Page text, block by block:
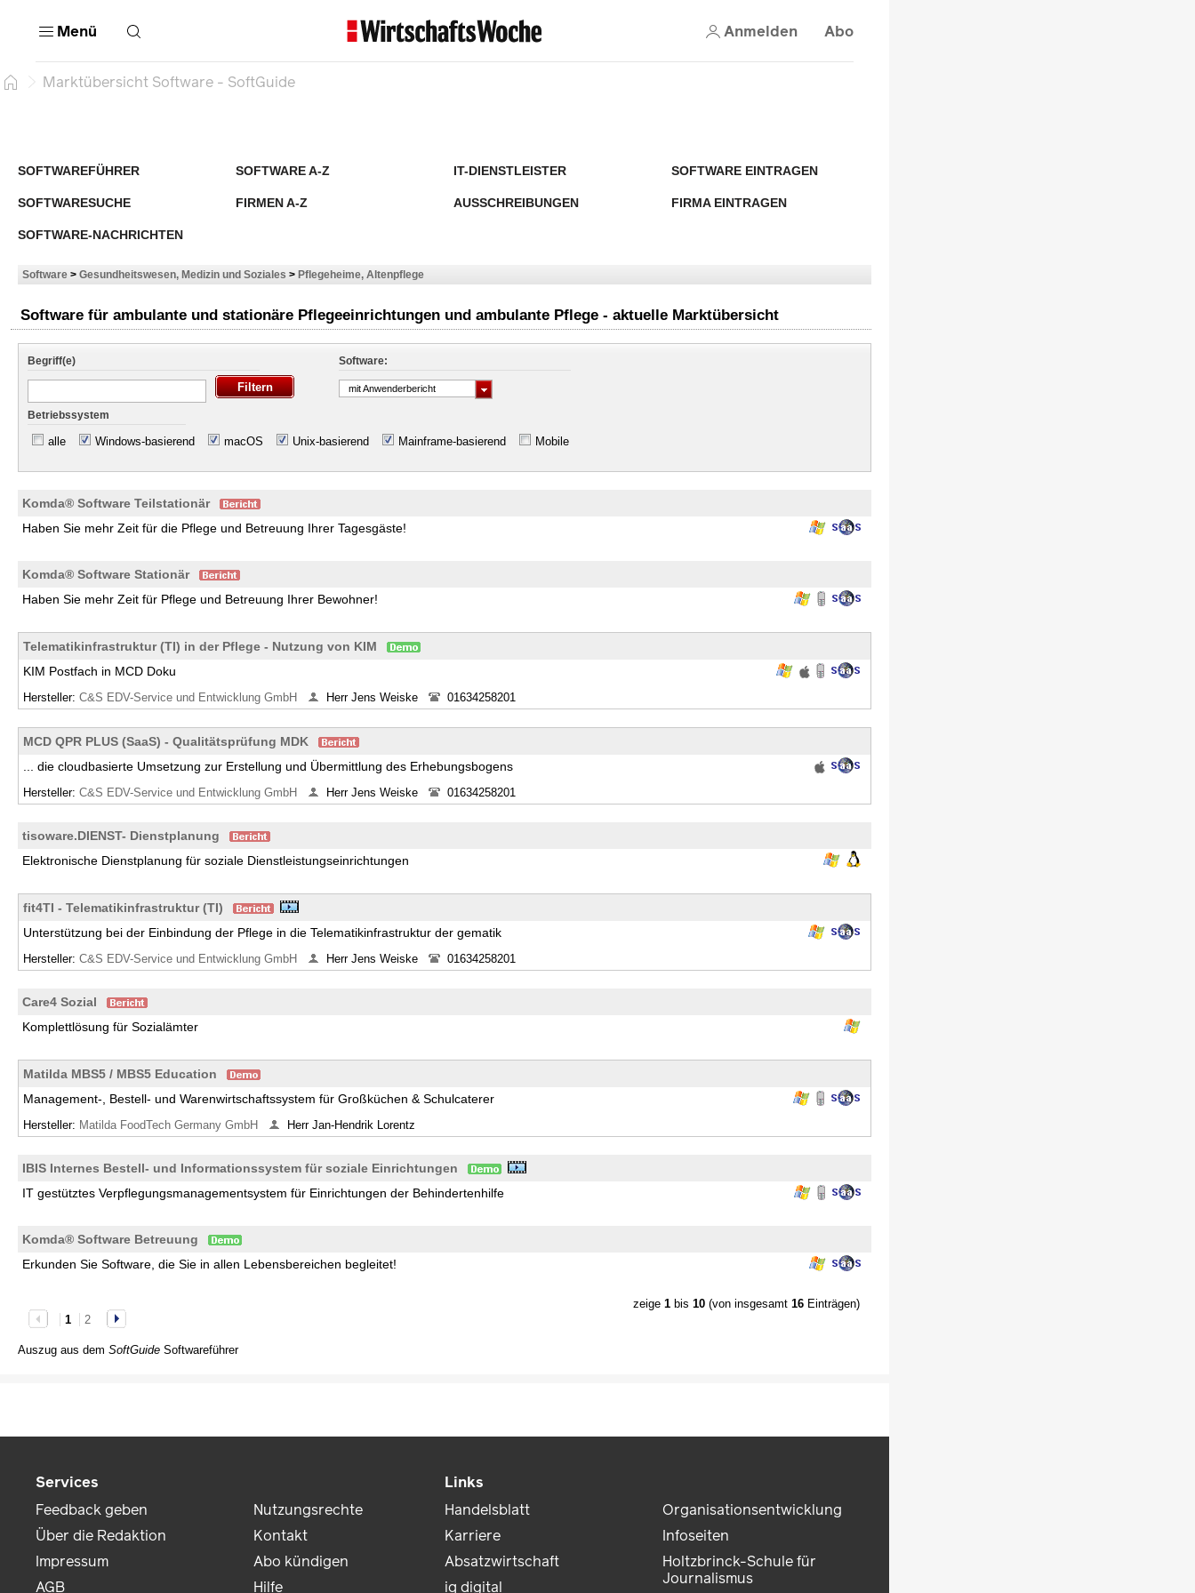
Menü Anmelden Abo
Marktübersicht Software - SoftGuide
SOFTWAREFÜHRER SOFTWARE A-Z IT-DIENSTLEISTER SOFTWARE EINTRAGEN
SOFTWARESUCHE FIRMEN A-Z AUSSCHREIBUNGEN FIRMA EINTRAGEN
SOFTWARE-NACHRICHTEN
Software > Gesundheitswesen, Medizin und Soziales > Pflegeheime, Altenpflege
Software für ambulante und stationäre Pflegeeinrichtungen und ambulante Pflege - aktuelle Marktübersicht
Begriff(e) Software:
mit Anwenderbericht
Betriebssystem
alle Windows-basierend macOS Unix-basierend Mainframe-basierend Mobile
Komda® Software Teilstationär
Haben Sie mehr Zeit für die Pflege und Betreuung Ihrer Tagesgäste!
Komda® Software Stationär
Haben Sie mehr Zeit für Pflege und Betreuung Ihrer Bewohner!
Telematikinfrastruktur (TI) in der Pflege - Nutzung von KIM
KIM Postfach in MCD Doku
Hersteller: C&S EDV-Service und Entwicklung GmbH Herr Jens Weiske 01634258201
MCD QPR PLUS (SaaS) - Qualitätsprüfung MDK
... die cloudbasierte Umsetzung zur Erstellung und Übermittlung des Erhebungsbogens
Hersteller: C&S EDV-Service und Entwicklung GmbH Herr Jens Weiske 01634258201
tisoware.DIENST- Dienstplanung
Elektronische Dienstplanung für soziale Dienstleistungseinrichtungen
fit4TI - Telematikinfrastruktur (TI)
Unterstützung bei der Einbindung der Pflege in die Telematikinfrastruktur der gematik
Hersteller: C&S EDV-Service und Entwicklung GmbH Herr Jens Weiske 01634258201
Care4 Sozial
Komplettlösung für Sozialämter
Matilda MBS5 / MBS5 Education
Management-, Bestell- und Warenwirtschaftssystem für Großküchen & Schulcaterer
Hersteller: Matilda FoodTech Germany GmbH Herr Jan-Hendrik Lorentz
IBIS Internes Bestell- und Informationssystem für soziale Einrichtungen
IT gestütztes Verpflegungsmanagementsystem für Einrichtungen der Behindertenhilfe
Komda® Software Betreuung
Erkunden Sie Software, die Sie in allen Lebensbereichen begleitet!
zeige 1bis 10(von insgesamt 16Einträgen)
1
2
Auszug aus dem SoftGuide Softwareführer
Services
Feedback geben
Über die Redaktion
Impressum
AGB
Nutzungsrechte
Kontakt
Abo kündigen
Hilfe
Links
Handelsblatt
Karriere
Absatzwirtschaft
iq digital
Organisationsentwicklung
Infoseiten
Holtzbrinck-Schule für
Journalismus